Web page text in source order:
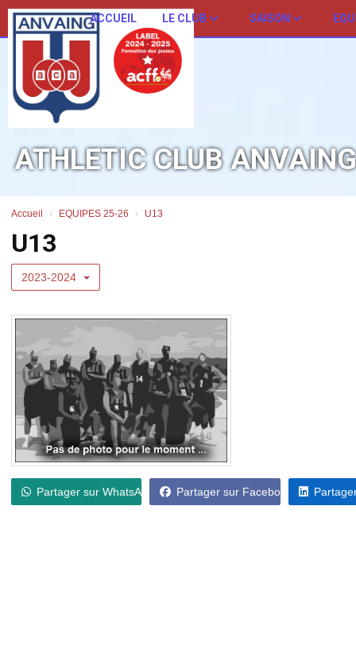
ACCUEIL LE CLUB SAISON
ATHLETIC CLUB ANVAING
Accueil EQUIPES 25-26 U13
U13
2023-2024
Partager sur WhatsApp Partager sur Facebook
Panneau de gestion des cookies